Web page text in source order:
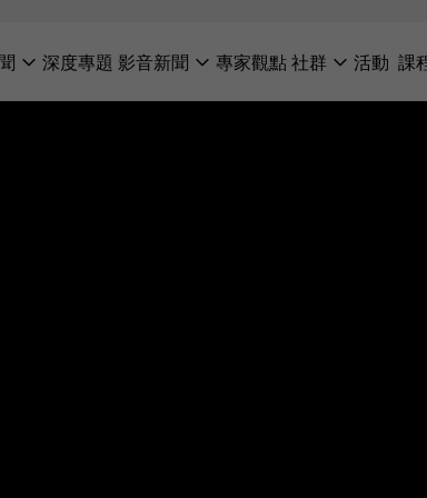
深度專題 影音新聞 專家觀點社群 活動 課